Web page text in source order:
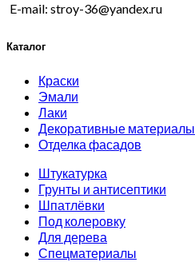
E-mail: stroy-36@yandex.ru
Каталог
Краски
Эмали
Лаки
Декоративные материалы
Отделка фасадов
Штукатурка
Грунты и антисептики
Шпатлёвки
Под колеровку
Для дерева
Спецматериалы